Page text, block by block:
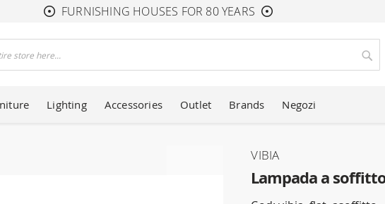
FURNISHING HOUSES FOR 80 YEARS
Lighting Accessories Outlet Brands Negozi
Lampada a
VIBIA